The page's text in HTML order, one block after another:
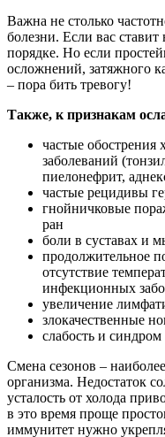
Важна не столько
болезни. Если вас
порядке. Но если
осложнений, затяжного
– пора бить тревогу!
Также, к признакам
частые
заболеваний
пиелонефрит,
частые рецидивы
гнойничковые
ран
боли в суставах и
продолжительное
отсутствие
инфекционных
увеличение
злокачественные
слабость и
Смена сезонов –
организма. Недостаток
усталость от холода
в это время проще
иммунитет нужно